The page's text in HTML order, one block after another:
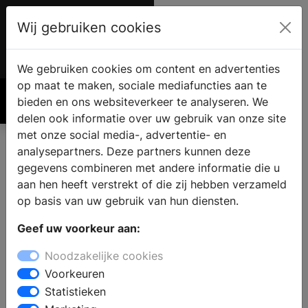
Account
€ 0.00
Zoek
Nederlanders
gaan dit
Wij gebruiken cookies
We gebruiken cookies om content en advertenties
op maat te maken, sociale mediafuncties aan te
bieden en ons websiteverkeer te analyseren. We
delen ook informatie over uw gebruik van onze site
met onze social media-, advertentie- en
analysepartners. Deze partners kunnen deze
gegevens combineren met andere informatie die u
aan hen heeft verstrekt of die zij hebben verzameld
op basis van uw gebruik van hun diensten.
Geef uw voorkeur aan:
Noodzakelijke cookies
Voorkeuren
Statistieken